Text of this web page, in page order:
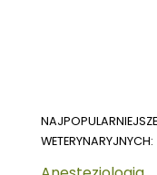
WETERYNARYJNYCH: